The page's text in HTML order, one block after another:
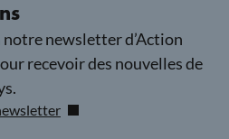
newsletter d’Action
recevoir des nouvelles de